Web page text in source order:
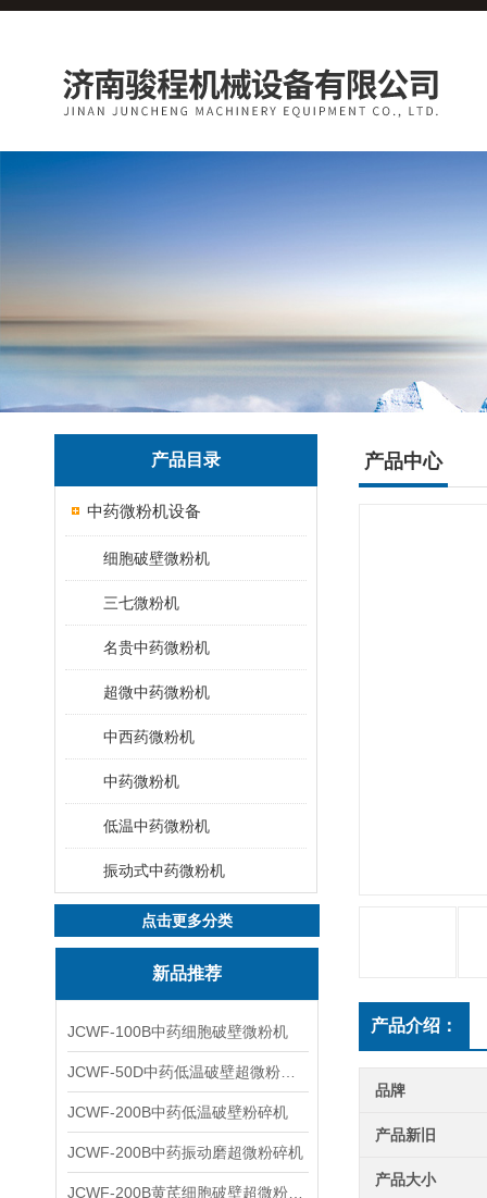
产品目录
中药微粉机设备
细胞破壁微粉机
三七微粉机
名贵中药微粉机
超微中药微粉机
中西药微粉机
中药微粉机
低温中药微粉机
振动式中药微粉机
点击更多分类
新品推荐
JCWF-100B中药细胞破壁微粉机
JCWF-200B中药低温破壁粉碎机
JCWF-200B中药振动磨超微粉碎机
产品中心
产品介绍：
品牌
产品新旧
产品大小